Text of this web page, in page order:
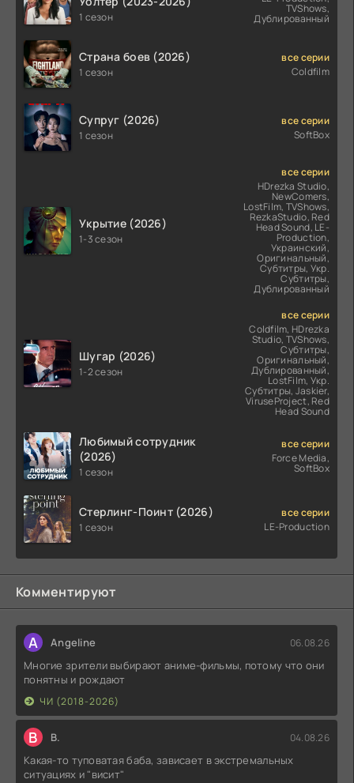
1 сезон
TVShows,
Дублированный
Страна боев (2026)
1 сезон
все серии
Coldfilm
Супруг (2026)
1 сезон
все серии
SoftBox
Укрытие (2026)
1-3 сезон
все серии
HDrezka Studio,
NewComers,
LostFilm, TVShows,
RezkaStudio, Red
Head Sound, LE-
Production,
Украинский,
Оригинальный,
Субтитры, Укр.
Субтитры,
Дублированный
Шугар (2026)
1-2 сезон
все серии
Coldfilm, HDrezka
Studio, TVShows,
Субтитры,
Оригинальный,
Дублированный,
LostFilm, Укр.
Субтитры, Jaskier,
ViruseProject, Red
Head Sound
Любимый сотрудник
(2026)
1 сезон
все серии
Force Media,
SoftBox
Стерлинг-Поинт (2026)
1 сезон
все серии
LE-Production
Комментируют
A Angeline 06.08.26
Многие зрители выбирают аниме-фильмы, потому что они
понятны и рождают
ЧИ (2018-2026)
В В. 04.08.26
Какая-то туповатая баба, зависает в экстремальных
ситуациях и "висит"